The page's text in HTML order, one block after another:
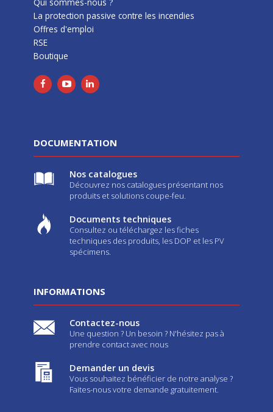
La protection passive contre les incendies
Offres d'emploi
RSE
Boutique
DOCUMENTATION
Nos catalogues
Découvrez nos catalogues présentant nos
produits et solutions coupe-feu.
Documents techniques
Consultez ou téléchargez les fiches
techniques des produits, les DOP et les PV
spécimens.
INFORMATIONS
Contactez-nous
Une question ? Un besoin ? N'hésitez pas à
prendre contact avec nous
Demander un devis
Vous souhaitez bénéficier de notre analyse ?
Faites-nous votre demande gratuitement.